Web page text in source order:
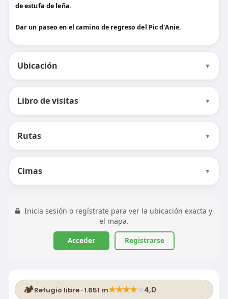
de estufa de leña.
Dar un paseo en el camino de regreso del Pic d'Anie.
Ubicación ▼
Libro de visitas ▼
Rutas ▼
Cimas ▼
Inicia sesión o regístrate para ver la ubicación exacta y
el mapa.
Acceder Registrarse
🏕️Refugio libre · 1.651 m★★★★★4,0